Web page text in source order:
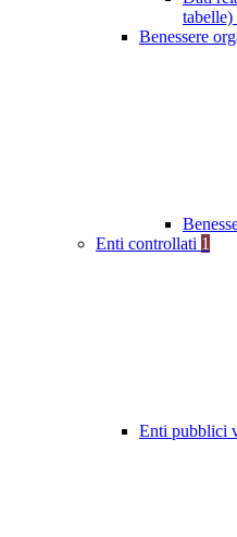
tabelle)
Benessere
Enti controllati 1
Enti pubblici